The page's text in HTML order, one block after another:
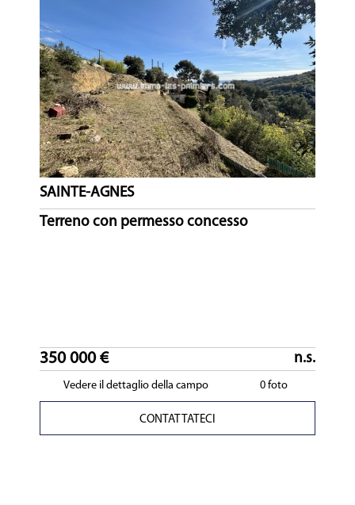
SAINTE-AGNES
Terreno con permesso concesso
350 000 € n.s.
Vedere il dettaglio della campo 0 foto
CONTATTATECI